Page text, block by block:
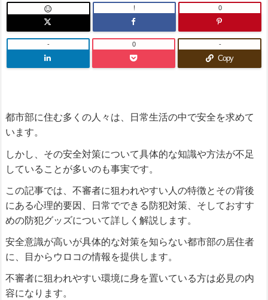
 ! 0
- 0
Copy
-
都市部に住む多くの人々は、日常生活の中で安全を求めて
います。
しかし、その安全対策について具体的な知識や方法が不足
していることが多いのも事実です。
この記事では、不審者に狙われやすい人の特徴とその背後
にある心理的要因、日常でできる防犯対策、そしておすす
めの防犯グッズについて詳しく解説します。
安全意識が高いが具体的な対策を知らない都市部の居住者
に、目からウロコの情報を提供します。
不審者に狙われやすい環境に身を置いている方は必見の内
容になります。